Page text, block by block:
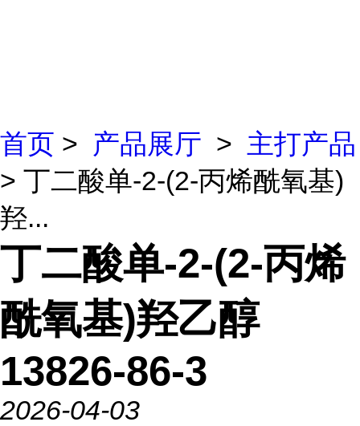
首页 > 产品展厅 > 主打产品
> 丁二酸单-2-(2-丙烯酰氧基)
羟...
丁二酸单-2-(2-丙烯
酰氧基)羟乙醇
13826-86-3
2026-04-03